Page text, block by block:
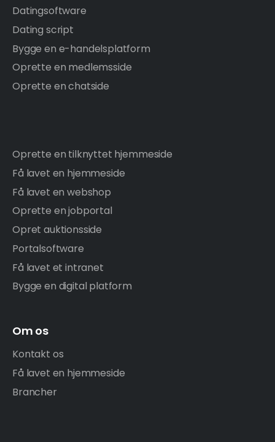
Datingsoftware
Dating script
Bygge en e-handelsplatform
Oprette en medlemsside
Oprette en chatside
Oprette en tilknyttet hjemmeside
Få lavet en hjemmeside
Få lavet en webshop
Oprette en jobportal
Opret auktionsside
Portalsoftware
Få lavet et intranet
Bygge en digital platform
Om os
Kontakt os
Få lavet en hjemmeside
Brancher